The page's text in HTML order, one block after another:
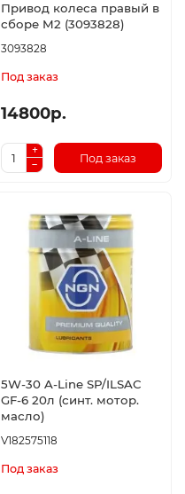
Привод колеса правый в
сборе M2 (3093828)
3093828
Под заказ
14800р.
Под заказ
5W-30 A-Line SP/ILSAC
GF-6 20л (синт. мотор.
масло)
V182575118
Под заказ